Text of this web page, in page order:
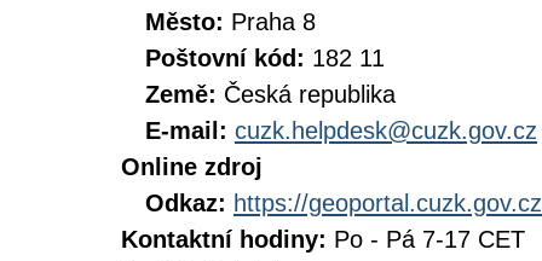
Město: Praha 8
Poštovní kód: 182 11
Země: Česká republika
E-mail: cuzk.helpdesk@cuzk.gov.cz
Online zdroj
Odkaz: https://geoportal.cuzk.gov.cz
Kontaktní hodiny: Po - Pá 7-17 CET